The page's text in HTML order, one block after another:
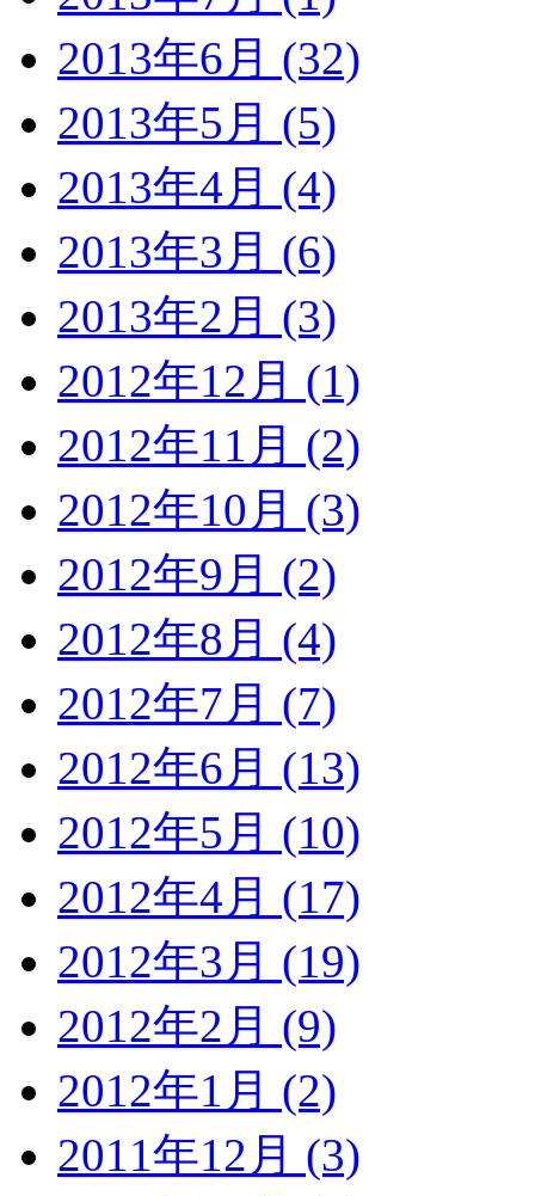
2013年6月 (32)
2013年5月 (5)
2013年4月 (4)
2013年3月 (6)
2013年2月 (3)
2012年12月 (1)
2012年11月 (2)
2012年10月 (3)
2012年9月 (2)
2012年8月 (4)
2012年7月 (7)
2012年6月 (13)
2012年5月 (10)
2012年4月 (17)
2012年3月 (19)
2012年2月 (9)
2012年1月 (2)
2011年12月 (3)